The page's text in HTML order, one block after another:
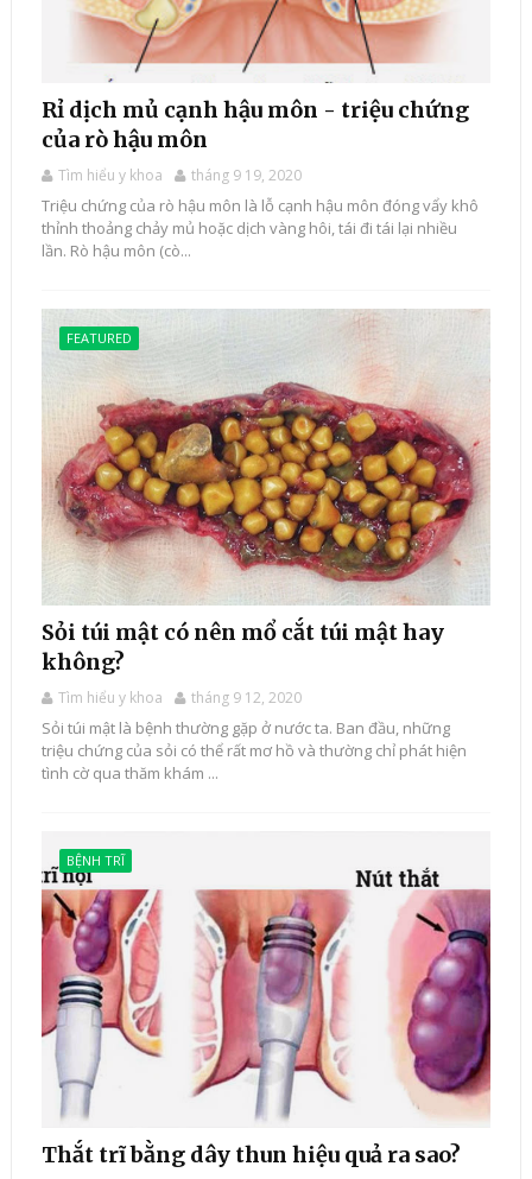
Rỉ dịch mủ cạnh hậu môn - triệu chứng
của rò hậu môn
Tìm hiểu y khoa tháng 9 19, 2020
Triệu chứng của rò hậu môn là lỗ cạnh hậu môn đóng vẩy khô
thỉnh thoảng chảy mủ hoặc dịch vàng hôi, tái đi tái lại nhiều
lần. Rò hậu môn (cò...
FEATURED
Sỏi túi mật có nên mổ cắt túi mật hay
không?
Tìm hiểu y khoa tháng 9 12, 2020
Sỏi túi mật là bệnh thường gặp ở nước ta. Ban đầu, những
triệu chứng của sỏi có thể rất mơ hồ và thường chỉ phát hiện
tình cờ qua thăm khám ...
BỆNH TRĨ
Thắt trĩ bằng dây thun hiệu quả ra sao?